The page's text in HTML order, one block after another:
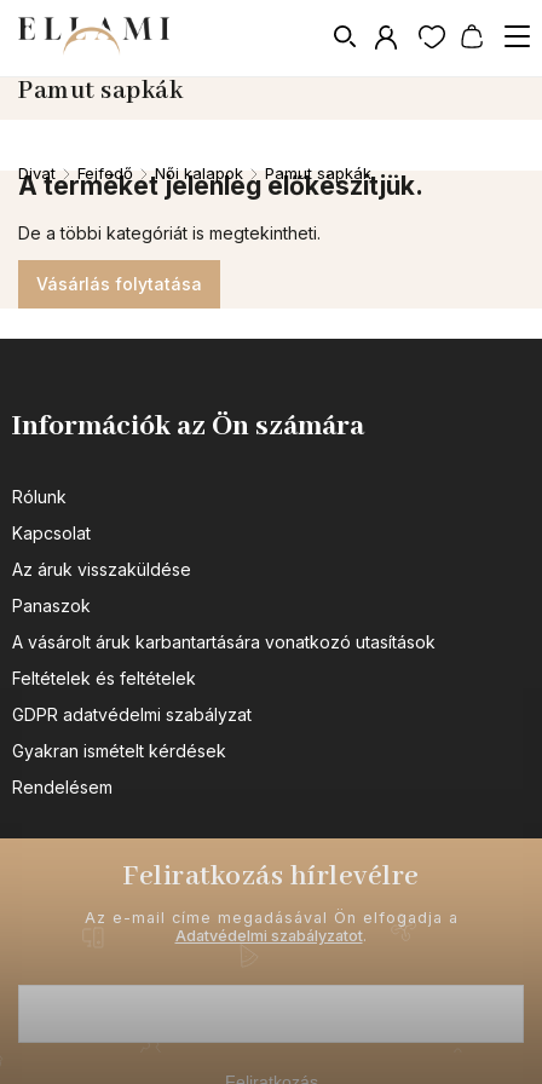
Divat / Fejfedő / Női kalapok / Pamut sapkák
Pamut sapkák
A terméket jelenleg előkészítjük.
De a többi kategóriát is megtekintheti.
Vásárlás folytatása
Információk az Ön számára
Rólunk
Kapcsolat
Az áruk visszaküldése
Panaszok
A vásárolt áruk karbantartására vonatkozó utasítások
Feltételek és feltételek
GDPR adatvédelmi szabályzat
Gyakran ismételt kérdések
Rendelésem
Feliratkozás hírlevélre
Az e-mail címe megadásával Ön elfogadja a
Adatvédelmi szabályzatot.